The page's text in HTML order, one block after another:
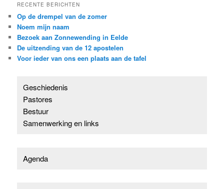
RECENTE BERICHTEN
Op de drempel van de zomer
Noem mijn naam
Bezoek aan Zonnewending in Eelde
De uitzending van de 12 apostelen
Voor ieder van ons een plaats aan de tafel
Geschiedenis
Pastores
Bestuur
Samenwerking en links
Agenda